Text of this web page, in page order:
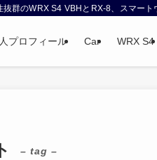
群のWRX S4 VBHとRX-8、スマート
プロフィール Car WRX S4
– tag –